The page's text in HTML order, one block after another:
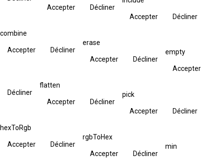
Accepter Décliner
Accepter Décliner
combine
Accepter Décliner
erase
Accepter Décliner
empty
Accepter
Décliner
flatten
Accepter Décliner
pick
Accepter Décliner
hexToRgb
Accepter Décliner
rgbToHex
Accepter Décliner
min